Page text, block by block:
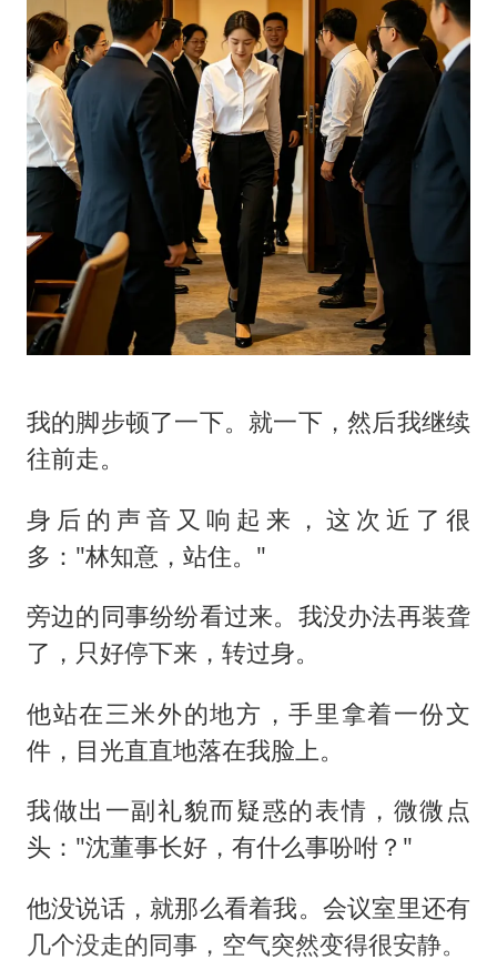
我的脚步顿了一下。就一下，然后我继续
往前走。
身后的声音又响起来，这次近了很
多："林知意，站住。"
旁边的同事纷纷看过来。我没办法再装聋
了，只好停下来，转过身。
他站在三米外的地方，手里拿着一份文
件，目光直直地落在我脸上。
我做出一副礼貌而疑惑的表情，微微点
头："沈董事长好，有什么事吩咐？"
他没说话，就那么看着我。会议室里还有
几个没走的同事，空气突然变得很安静。